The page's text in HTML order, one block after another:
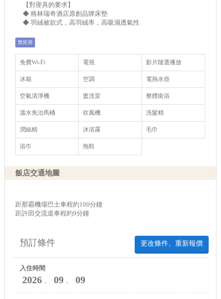
【對寑具的要求】
◆ 格林瑞奇酒店原創品牌床墊
◆ 羽絨被款式，高羽絨率，高吸濕透氣性
禁菸房
免費Wi-Fi 電視 影片隨選播放
冰箱 空調 電熱水壺
空氣清淨機 盥洗室 整體衛浴
溫水免治馬桶 吹風機 洗髮精
潤絲精 沐浴露 毛巾
浴巾 拖鞋
飯店交通地圖
距那霸機場巴士車程約100分鐘
距許田交流道車程約9分鐘
更改條件、重新報價
預訂條件
入住時間
2026． 09． 09